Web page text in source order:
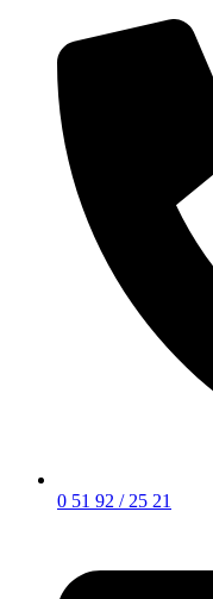
0 51 92 / 25 21